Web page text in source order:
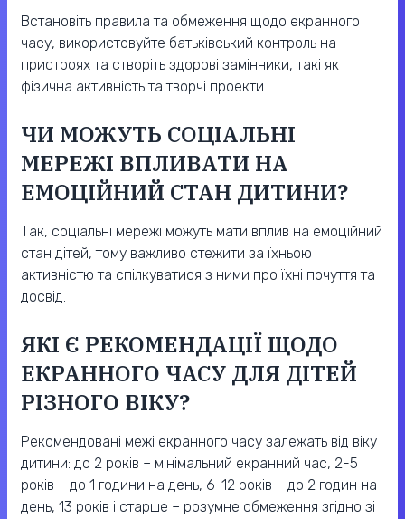
Встановіть правила та обмеження щодо екранного
часу, використовуйте батьківський контроль на
пристроях та створіть здорові замінники, такі як
фізична активність та творчі проекти.
ЧИ МОЖУТЬ СОЦІАЛЬНІ
МЕРЕЖІ ВПЛИВАТИ НА
ЕМОЦІЙНИЙ СТАН ДИТИНИ?
Так, соціальні мережі можуть мати вплив на емоційний
стан дітей, тому важливо стежити за їхньою
активністю та спілкуватися з ними про їхні почуття та
досвід.
ЯКІ Є РЕКОМЕНДАЦІЇ ЩОДО
ЕКРАННОГО ЧАСУ ДЛЯ ДІТЕЙ
РІЗНОГО ВІКУ?
Рекомендовані межі екранного часу залежать від віку
дитини: до 2 років – мінімальний екранний час, 2-5
років – до 1 години на день, 6-12 років – до 2 годин на
день, 13 років і старше – розумне обмеження згідно зі